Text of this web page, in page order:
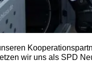
wir uns als SPD